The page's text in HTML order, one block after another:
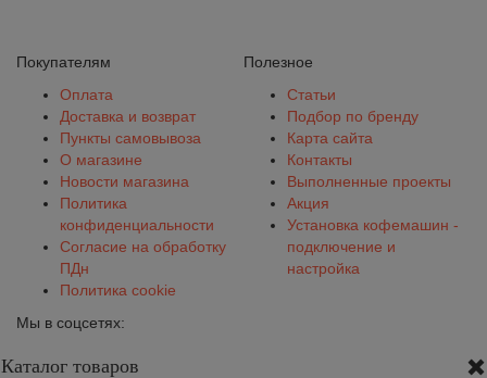
Покупателям
Оплата
Доставка и возврат
Пункты самовывоза
О магазине
Новости магазина
Политика
конфиденциальности
Согласие на обработку
ПДн
Политика cookie
Полезное
Статьи
Подбор по бренду
Карта сайта
Контакты
Выполненные проекты
Акция
Установка кофемашин -
подключение и
настройка
Мы в соцсетях:
Каталог товаров